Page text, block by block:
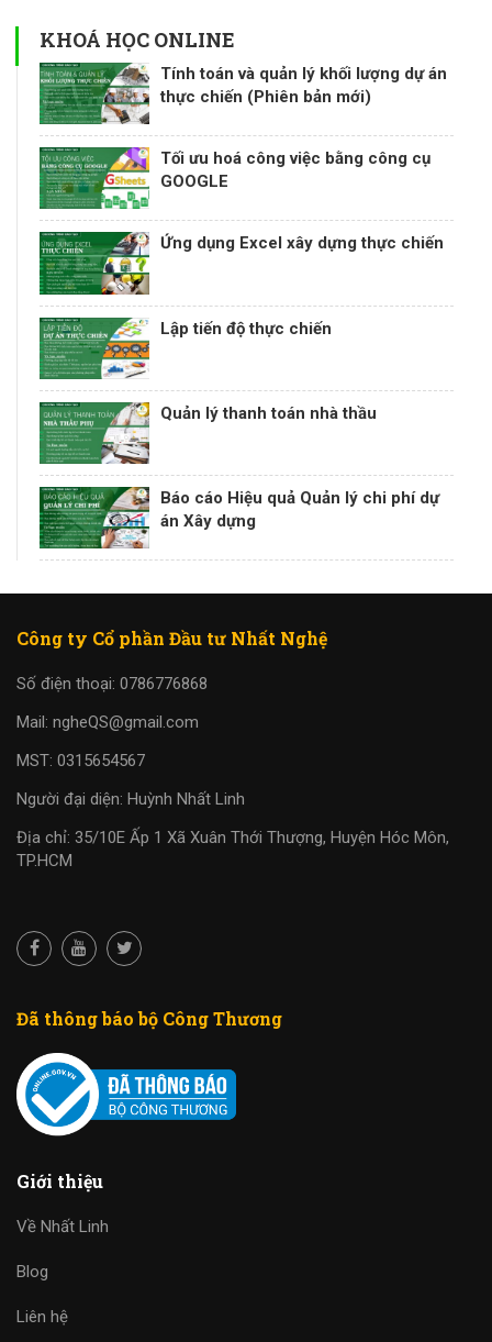
KHOÁ HỌC ONLINE
Tính toán và quản lý khối lượng dự án
thực chiến (Phiên bản mới)
Tối ưu hoá công việc bằng công cụ
GOOGLE
Ứng dụng Excel xây dựng thực chiến
Lập tiến độ thực chiến
Quản lý thanh toán nhà thầu
Báo cáo Hiệu quả Quản lý chi phí dự
án Xây dựng
Công ty Cổ phần Đầu tư Nhất Nghệ
Số điện thoại: 0786776868
Mail: ngheQS@gmail.com
MST: 0315654567
Người đại diện: Huỳnh Nhất Linh
Địa chỉ: 35/10E Ấp 1 Xã Xuân Thới Thượng, Huyện Hóc Môn,
TP.HCM
Đã thông báo bộ Công Thương
Giới thiệu
Về Nhất Linh
Blog
Liên hệ